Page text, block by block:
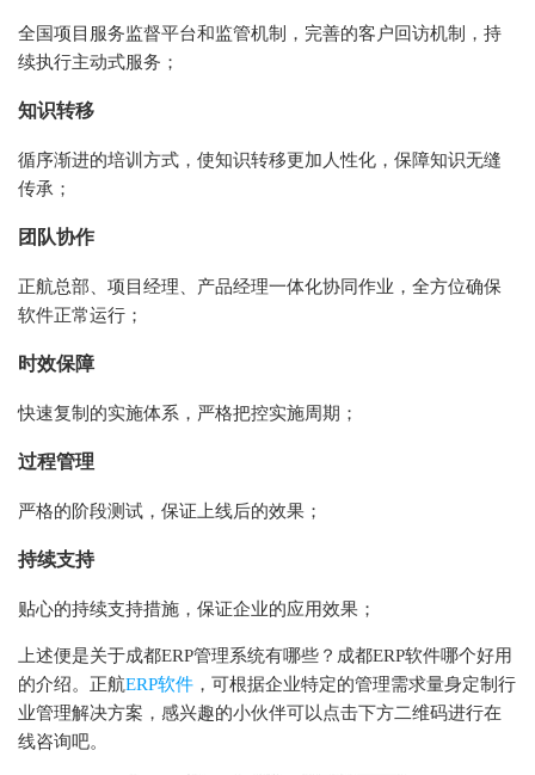
全国项目服务监督平台和监管机制，完善的客户回访机制，持
续执行主动式服务；
知识转移
循序渐进的培训方式，使知识转移更加人性化，保障知识无缝
传承；
团队协作
正航总部、项目经理、产品经理一体化协同作业，全方位确保
软件正常运行；
时效保障
快速复制的实施体系，严格把控实施周期；
过程管理
严格的阶段测试，保证上线后的效果；
持续支持
贴心的持续支持措施，保证企业的应用效果；
上述便是关于成都ERP管理系统有哪些？成都ERP软件哪个好用
的介绍。正航ERP软件 ，可根据企业特定的管理需求量身定制行
业管理解决方案，感兴趣的小伙伴可以点击下方二维码进行在
线咨询吧。